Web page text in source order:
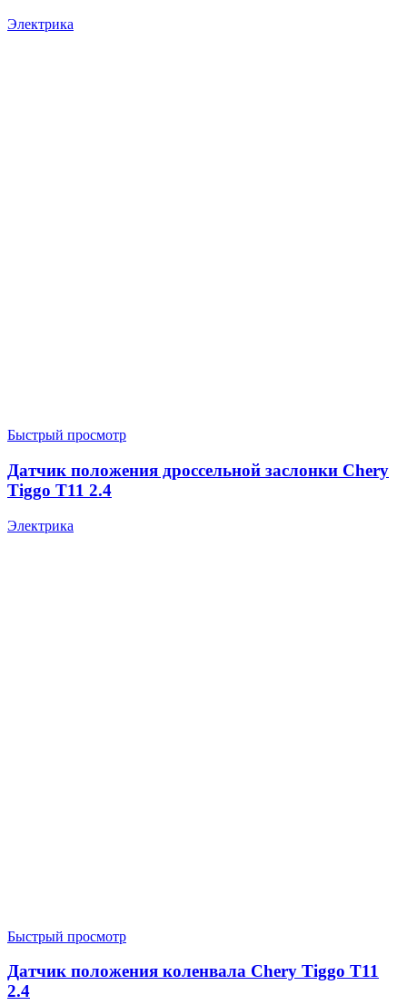
Электрика
Быстрый просмотр
Датчик положения дроссельной заслонки Chery
Tiggo T11 2.4
Электрика
Быстрый просмотр
Датчик положения коленвала Chery Tiggo T11
2.4